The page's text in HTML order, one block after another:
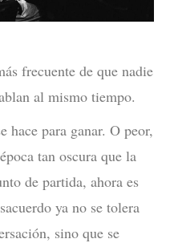
frecuente de que nadie
al mismo tiempo.
hace para ganar. O peor,
tan oscura que la
de partida, ahora es
ya no se tolera
sino que se